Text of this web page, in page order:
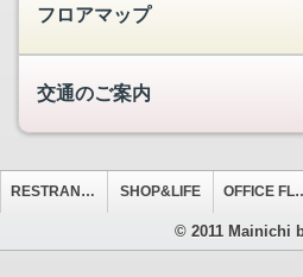
フロアマップ
交通のご案内
RESTRANT&CAFE SHOP&LIFE
© 2011 Mainichi